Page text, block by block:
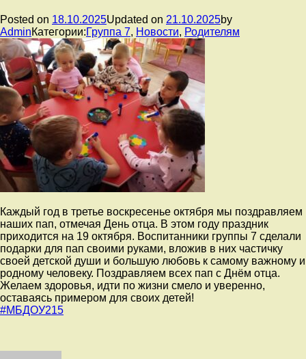
Posted on 18.10.2025Updated on 21.10.2025by
AdminКатегории:Группа 7, Новости, Родителям
Каждый год в третье воскресенье октября мы поздравляем
наших пап, отмечая День отца. В этом году праздник
приходится на 19 октября. Воспитанники группы 7 сделали
подарки для пап своими руками, вложив в них частичку
своей детской души и большую любовь к самому важному и
родному человеку. Поздравляем всех пап с Днём отца.
Желаем здоровья, идти по жизни смело и уверенно,
оставаясь примером для своих детей!
#МБДОУ215